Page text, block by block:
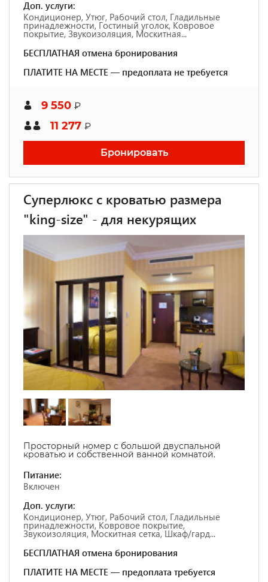
Доп. услуги:
Кондиционер, Утюг, Рабочий стол, Гладильные
принадлежности, Гостиный уголок, Ковровое
покрытие, Звукоизоляция, Москитная...
БЕСПЛАТНАЯ отмена бронирования
ПЛАТИТЕ НА МЕСТЕ — предоплата не требуется
9 550 ₽
11 277 ₽
Бронировать
Суперлюкс с кроватью размера
"king-size" - для некурящих
Просторный номер с большой двуспальной
кроватью и собственной ванной комнатой.
Питание:
Включен
Доп. услуги:
Кондиционер, Утюг, Рабочий стол, Гладильные
принадлежности, Ковровое покрытие,
Звукоизоляция, Москитная сетка, Шкаф/гард...
БЕСПЛАТНАЯ отмена бронирования
ПЛАТИТЕ НА МЕСТЕ — предоплата требуется